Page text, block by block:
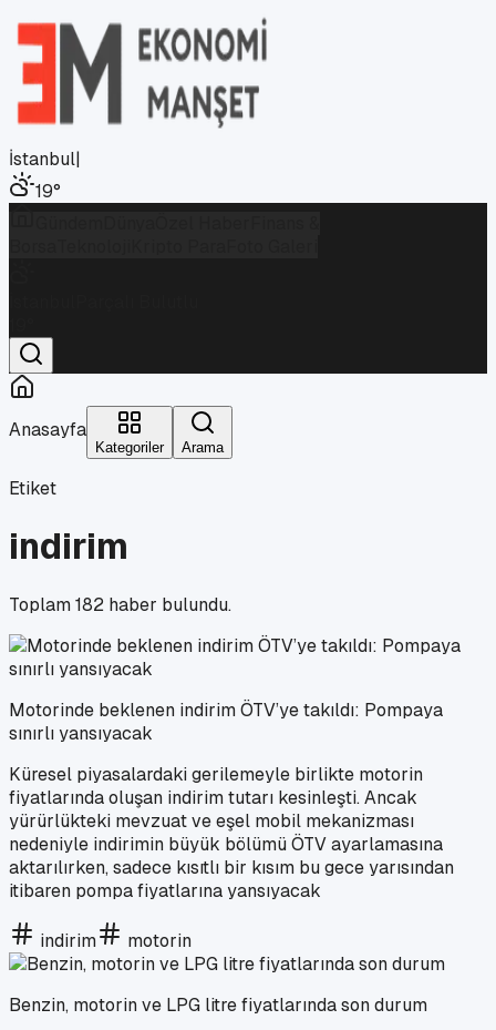
İstanbul|
19°
Anasayfa
Kategoriler Arama
Etiket
indirim
Toplam182 haber bulundu.
Motorinde beklenen indirim ÖTV’ye takıldı: Pompaya
sınırlı yansıyacak
Küresel piyasalardaki gerilemeyle birlikte motorin
fiyatlarında oluşan indirim tutarı kesinleşti. Ancak
yürürlükteki mevzuat ve eşel mobil mekanizması
nedeniyle indirimin büyük bölümü ÖTV ayarlamasına
aktarılırken, sadece kısıtlı bir kısım bu gece yarısından
itibaren pompa fiyatlarına yansıyacak
indirim motorin
Benzin, motorin ve LPG litre fiyatlarında son durum